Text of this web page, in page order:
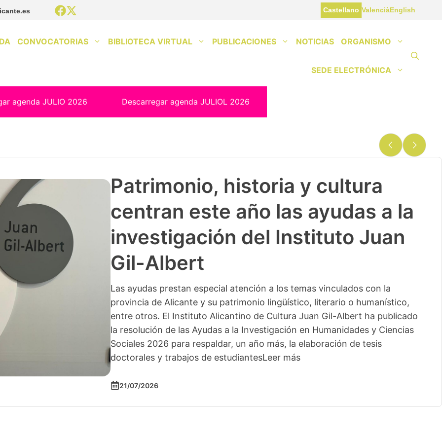
Castellano ValenciàEnglish
CONVOCATORIAS BIBLIOTECA VIRTUAL PUBLICACIONES NOTICIAS ORGANISMO
SEDE ELECTRÓNICA
agenda JULIO 2026 Descarregar agenda JULIOL 2026
Patrimonio, historia y cultura
centran este año las ayudas a la
investigación del Instituto Juan
Gil-Albert
Las ayudas prestan especial atención a los temas vinculados con la
provincia de Alicante y su patrimonio lingüístico, literario o humanístico,
entre otros. El Instituto Alicantino de Cultura Juan Gil-Albert ha publicado
la resolución de las Ayudas a la Investigación en Humanidades y Ciencias
Sociales 2026 para respaldar, un año más, la elaboración de tesis
doctorales y trabajos de estudiantesLeer más
21/07/2026